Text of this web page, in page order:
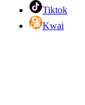
Tiktok
Kwai